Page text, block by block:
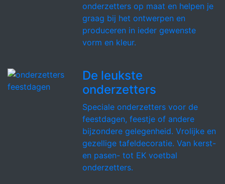
onderzetters op maat en helpen je
graag bij het ontwerpen en
produceren in ieder gewenste
vorm en kleur.
De leukste
onderzetters
Speciale onderzetters voor de
feestdagen, feestje of andere
bijzondere gelegenheid. Vrolijke en
gezellige tafeldecoratie. Van kerst-
en pasen- tot EK voetbal
onderzetters.